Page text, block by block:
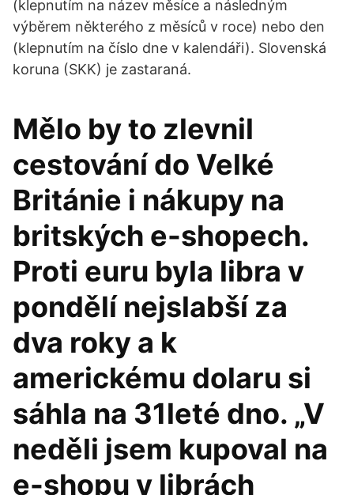
(klepnutím na název měsíce a následným
výběrem některého z měsíců v roce) nebo den
(klepnutím na číslo dne v kalendáři). Slovenská
koruna (SKK) je zastaraná.
Mělo by to zlevnil
cestování do Velké
Británie i nákupy na
britských e-shopech.
Proti euru byla libra v
pondělí nejslabší za
dva roky a k
americkému dolaru si
sáhla na 31leté dno. „V
neděli jsem kupoval na
e-shopu v librách